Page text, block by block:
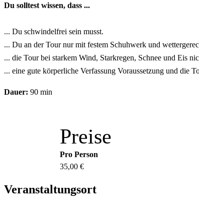
Du solltest wissen, dass ...
... Du schwindelfrei sein musst.
... Du an der Tour nur mit festem Schuhwerk und
... die Tour bei starkem Wind, Starkregen, Schnee und Eis
... eine gute körperliche Verfassung Voraussetzung und die
Dauer: 90 min
Preise
Pro Person
35,00 €
Veranstaltungsort